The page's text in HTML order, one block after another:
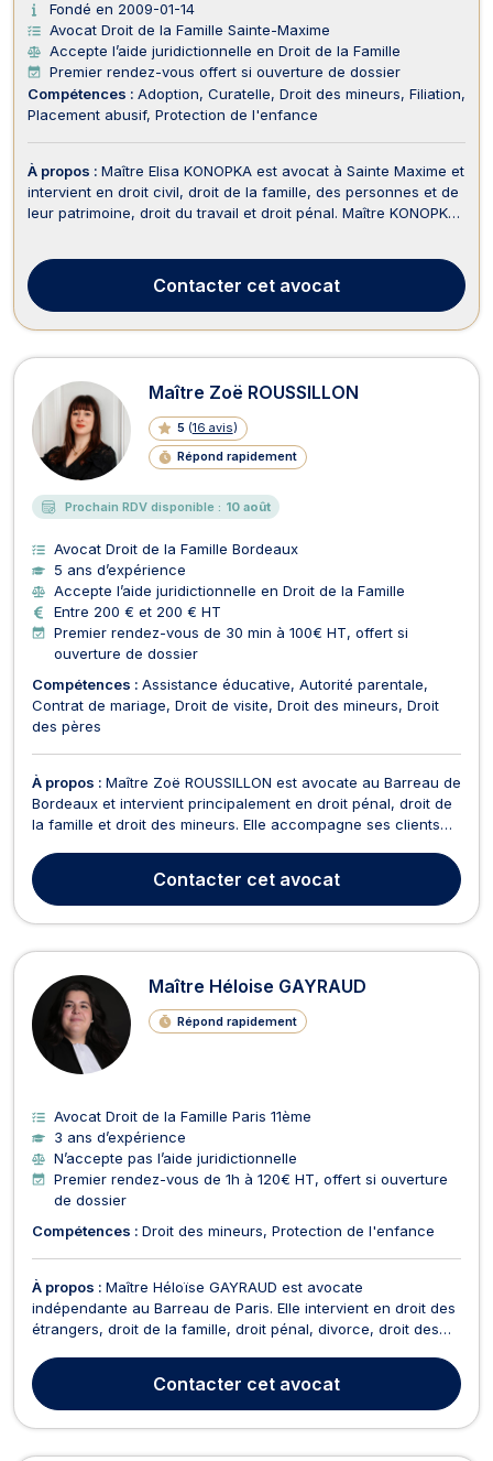
Fondé en 2009-01-14
Avocat Droit de la Famille Sainte-Maxime
Accepte l’aide juridictionnelle en Droit de la Famille
Premier rendez-vous offert si ouverture de dossier
Compétences : Adoption Curatelle Droit des mineurs Filiation
Placement abusif Protection de l'enfance
À propos : Maître Elisa KONOPKA est avocat à Sainte Maxime et
intervient en droit civil, droit de la famille, des personnes et de
leur patrimoine, droit du travail et droit pénal. Maître KONOPKA
droit de la famille, des personnes et de leur patrimoine et traite
des affaires lié...
Contacter cet avocat
Maître Zoë ROUSSILLON
5 (16 avis)
Répond rapidement
Prochain RDV disponible : 10 août
Avocat Droit de la Famille Bordeaux
5 ans d’expérience
Accepte l’aide juridictionnelle en Droit de la Famille
Entre 200 € et 200 € HT
Premier rendez-vous de 30 min à 100€ HT, offert si
ouverture de dossier
Compétences : Assistance éducative Autorité parentale
Contrat de mariage Droit de visite Droit des mineurs Droit
des pères
À propos : Maître Zoë ROUSSILLON est avocate au Barreau de
Bordeaux et intervient principalement en droit pénal, droit de
la famille et droit des mineurs. Elle accompagne ses clients
juridictions pénales et familiales. Elle intervient notamment à
compter de la garde à vue jusqu'à l...
Contacter cet avocat
Maître Héloise GAYRAUD
Répond rapidement
Avocat Droit de la Famille Paris 11ème
3 ans d’expérience
N’accepte pas l’aide juridictionnelle
Premier rendez-vous de 1h à 120€ HT, offert si ouverture
de dossier
Compétences : Droit des mineurs Protection de l'enfance
À propos : Maître Héloïse GAYRAUD est avocate
indépendante au Barreau de Paris. Elle intervient en droit des
étrangers, droit de la famille, droit pénal, divorce, droit des
des étrangers 🌍Maître GAYRAUD vous accompagne dans
toutes vos démarches : Visa, titre de séjour, régul...
Contacter cet avocat